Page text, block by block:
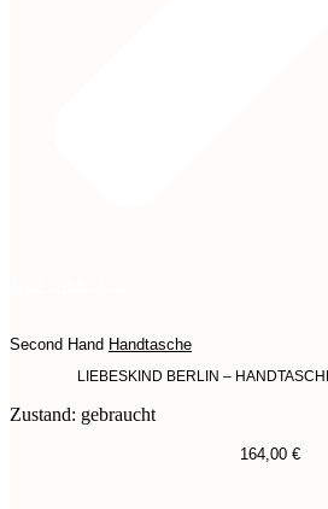
Second Hand Handtasche
LIEBESKIND BERLIN –
Zustand: gebraucht
164,00 €